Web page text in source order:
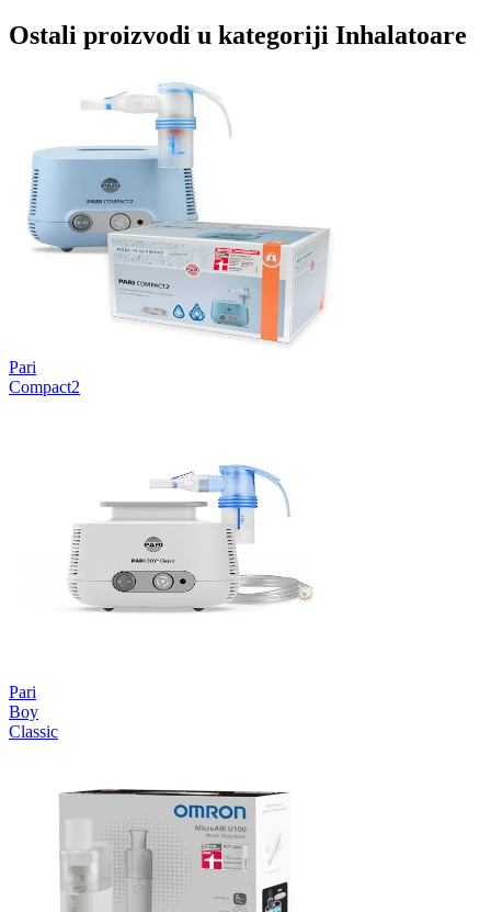
Ostali proizvodi u kategoriji Inhalatoare
Pari
Compact2
Pari
Boy
Classic